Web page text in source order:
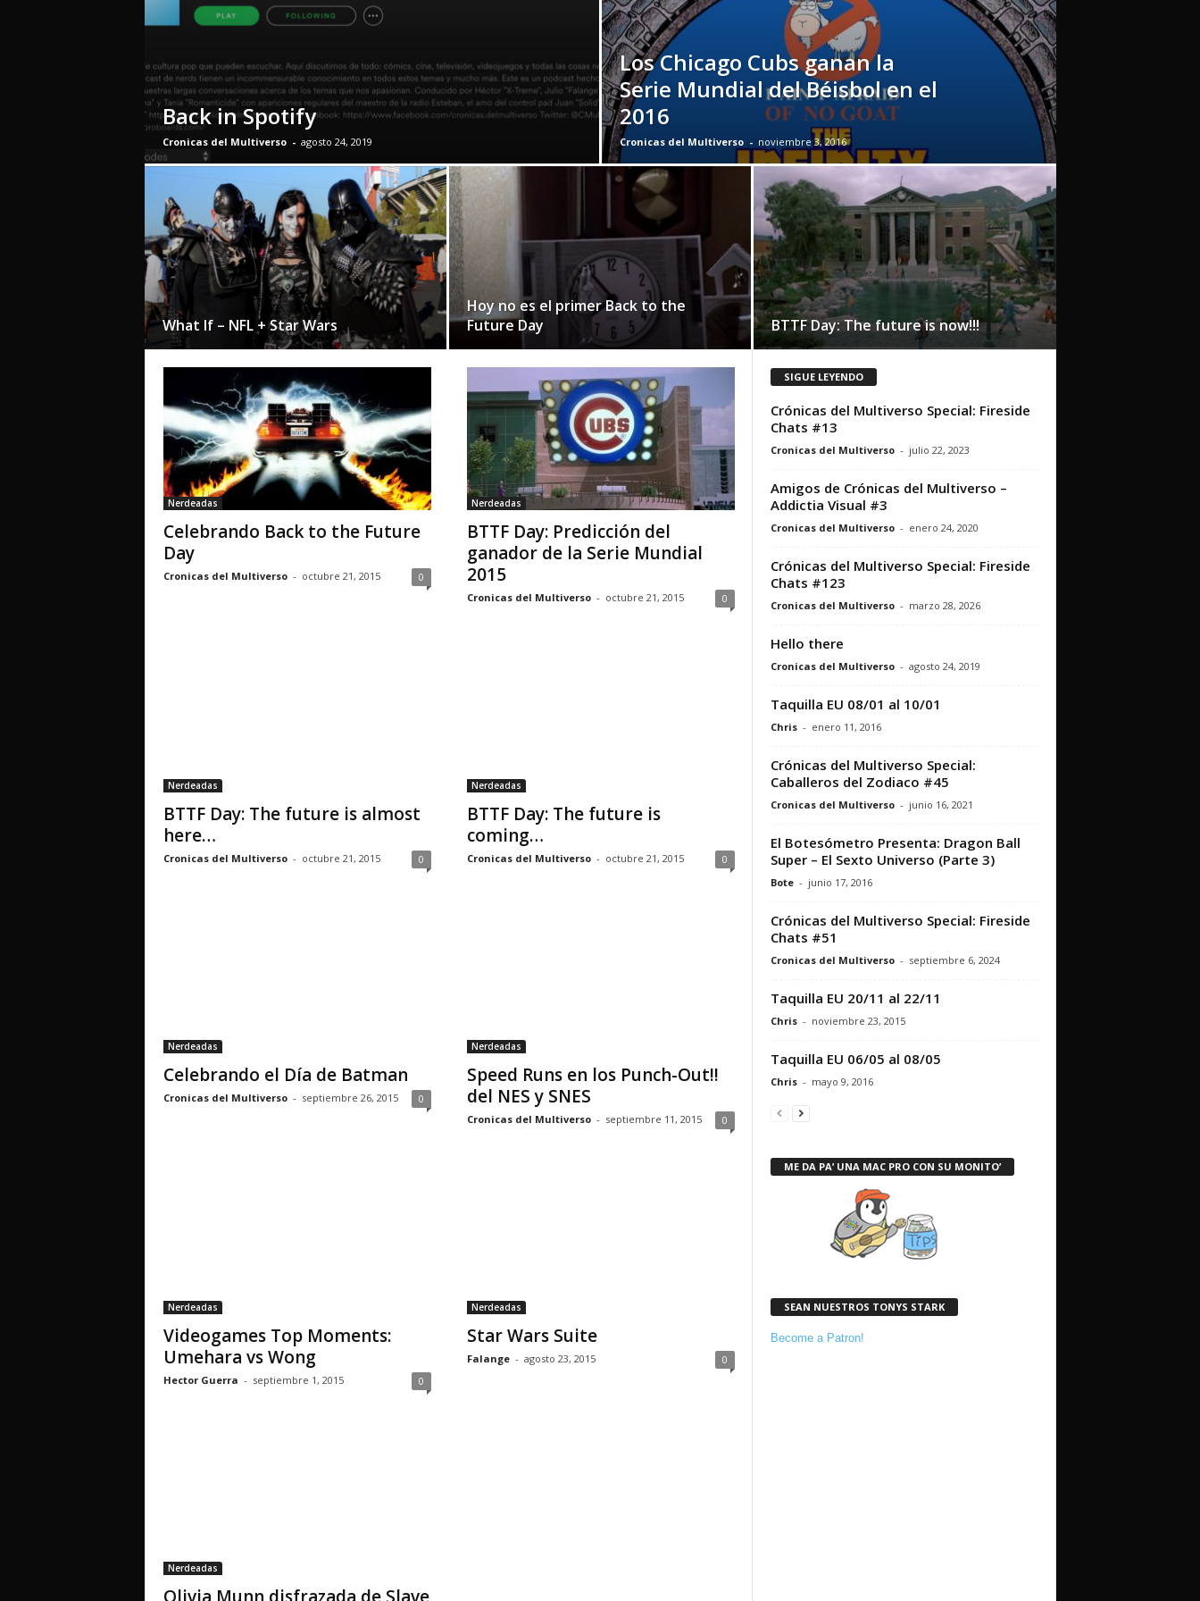
Back in Spotify
Cronicas del Multiverso - agosto 24, 2019
Los Chicago Cubs ganan la
Serie Mundial del Béisbol en el
2016
Cronicas del Multiverso - noviembre 3, 2016
What If – NFL + Star Wars
Hoy no es el primer Back to the
Future Day
BTTF Day: The future is now!!!
Nerdeadas
Celebrando Back to the Future
Day
Cronicas del Multiverso - octubre 21, 2015 0
Nerdeadas
BTTF Day: Predicción del
ganador de la Serie Mundial
2015
Cronicas del Multiverso - octubre 21, 2015 0
Nerdeadas
BTTF Day: The future is almost
here…
Cronicas del Multiverso - octubre 21, 2015 0
Nerdeadas
BTTF Day: The future is
coming…
Cronicas del Multiverso - octubre 21, 2015 0
Nerdeadas
Celebrando el Día de Batman
Cronicas del Multiverso - septiembre 26, 2015 0
Nerdeadas
Speed Runs en los Punch-Out!!
del NES y SNES
Cronicas del Multiverso - septiembre 11, 2015 0
Nerdeadas
Videogames Top Moments:
Umehara vs Wong
Hector Guerra - septiembre 1, 2015 0
Nerdeadas
Star Wars Suite
Falange - agosto 23, 2015 0
Nerdeadas
SIGUE LEYENDO
Crónicas del Multiverso Special: Fireside
Chats #13
Cronicas del Multiverso - julio 22, 2023
Amigos de Crónicas del Multiverso –
Addictia Visual #3
Cronicas del Multiverso - enero 24, 2020
Crónicas del Multiverso Special: Fireside
Chats #123
Cronicas del Multiverso - marzo 28, 2026
Hello there
Cronicas del Multiverso - agosto 24, 2019
Taquilla EU 08/01 al 10/01
Chris - enero 11, 2016
Crónicas del Multiverso Special:
Caballeros del Zodiaco #45
Cronicas del Multiverso - junio 16, 2021
El Botesómetro Presenta: Dragon Ball
Super – El Sexto Universo (Parte 3)
Bote - junio 17, 2016
Crónicas del Multiverso Special: Fireside
Chats #51
Cronicas del Multiverso - septiembre 6, 2024
Taquilla EU 20/11 al 22/11
Chris - noviembre 23, 2015
Taquilla EU 06/05 al 08/05
Chris - mayo 9, 2016
ME DA PA’ UNA MAC PRO CON SU MONITO’
SEAN NUESTROS TONYS STARK
Become a Patron!